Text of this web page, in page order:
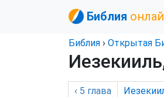
Библия
Библия › Открытая
‹ 5 глава